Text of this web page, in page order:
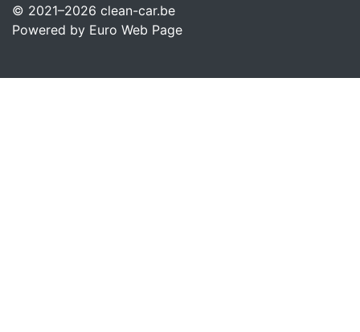
© 2021–2026 clean-car.be
Powered by Euro Web Page